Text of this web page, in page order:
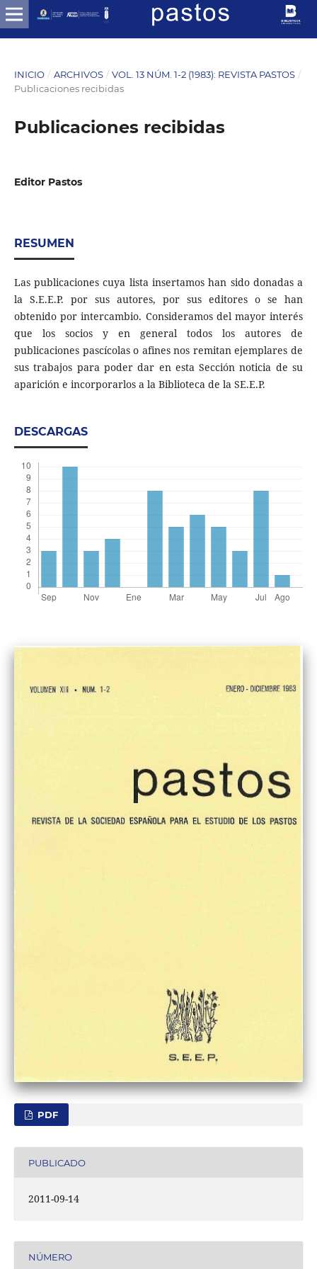
INICIO / ARCHIVOS / VOL. 13 NÚM. 1-2 (1983): REVISTA PASTOS /
Publicaciones recibidas
Publicaciones recibidas
Editor Pastos
RESUMEN
Las publicaciones cuya lista insertamos han sido donadas a
la S.E.E.P. por sus autores, por sus editores o se han
obtenido por intercambio. Consideramos del mayor interés
que los socios y en general todos los autores de
publicaciones pascícolas o afines nos remitan ejemplares de
sus trabajos para poder dar en esta Sección noticia de su
aparición e incorporarlos a la Biblioteca de la SE.E.P.
DESCARGAS
PDF
PUBLICADO
2011-09-14
NÚMERO